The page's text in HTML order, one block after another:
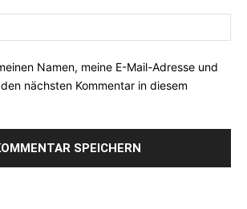
Namen, meine E-Mail-Adresse und
nächsten Kommentar in diesem